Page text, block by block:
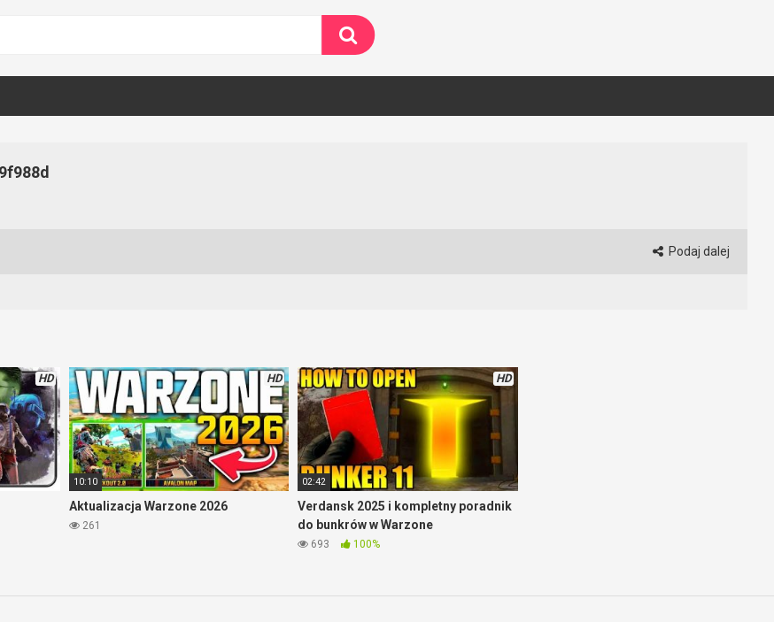
Podaj dalej
HD HD
10:10
Aktualizacja Warzone 2026
261
HD
02:42
Verdansk 2025 i kompletny poradnik
do bunkrów w Warzone
693 100%